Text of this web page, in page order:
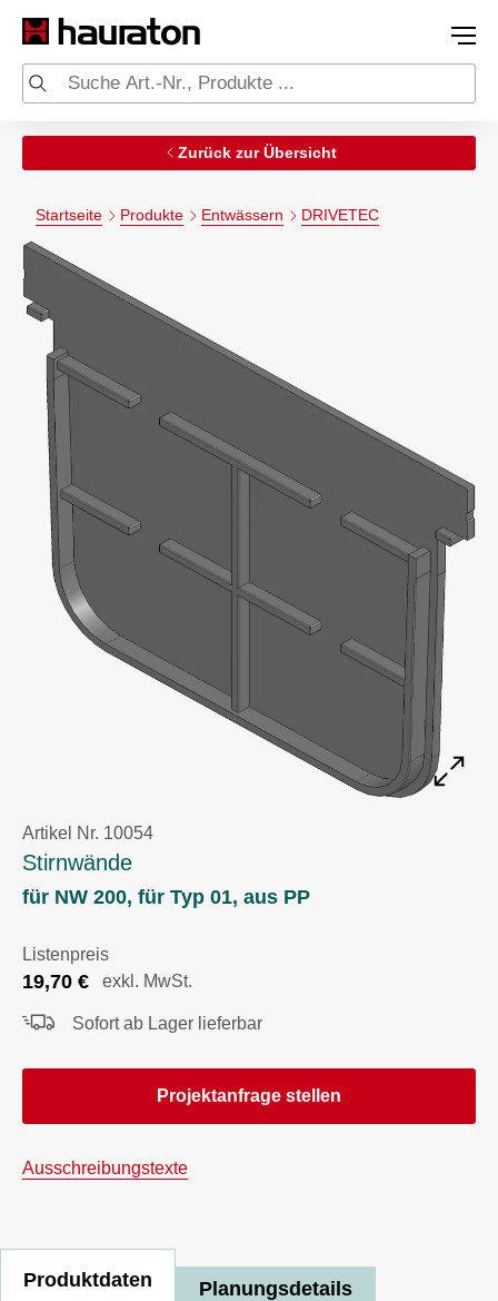
Zurück zur Übersicht
Startseite Produkte Entwässern DRIVETEC
Artikel Nr. 10054
Stirnwände
für NW 200, für Typ 01, aus PP
Listenpreis
19,70 € exkl. MwSt.
Sofort ab Lager lieferbar
Projektanfrage stellen
Ausschreibungstexte
Produktdaten Planungsdetails